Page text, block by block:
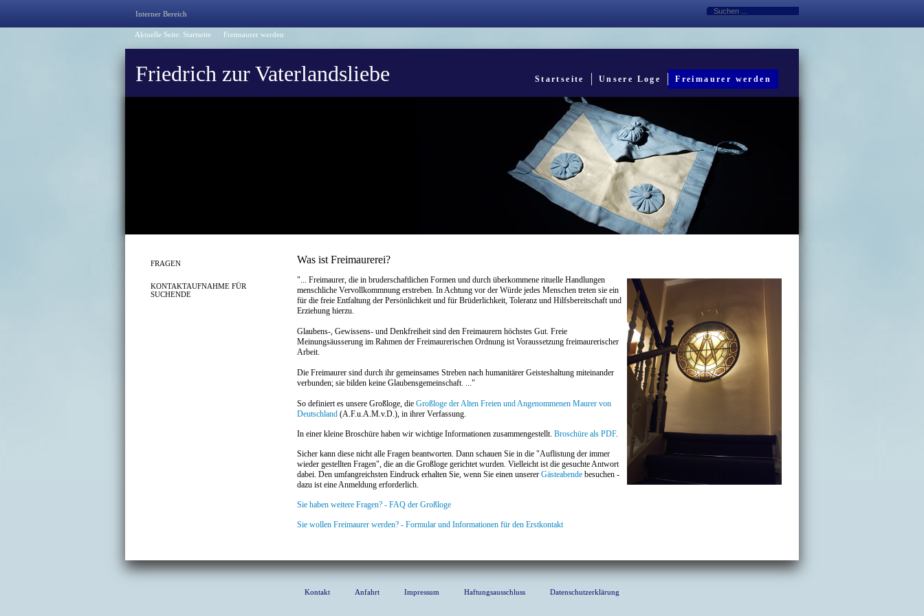
Interner Bereich
Aktuelle Seite: Startseite Freimaurer werden
Friedrich zur Vaterlandsliebe Startseite Unsere Loge Freimaurer werden
FRAGEN
KONTAKTAUFNAHME FÜR
SUCHENDE
Was ist Freimaurerei?
"... Freimaurer, die in bruderschaftlichen Formen und durch überkommene rituelle Handlungen
menschliche Vervollkommnung erstreben. In Achtung vor der Würde jedes Menschen treten sie ein
für die freie Entfaltung der Persönlichkeit und für Brüderlichkeit, Toleranz und Hilfsbereitschaft und
Erziehung hierzu.
Glaubens-, Gewissens- und Denkfreiheit sind den Freimaurern höchstes Gut. Freie
Meinungsäusserung im Rahmen der Freimaurerischen Ordnung ist Voraussetzung freimaurerischer
Arbeit.
Die Freimaurer sind durch ihr gemeinsames Streben nach humanitärer Geisteshaltung miteinander
verbunden; sie bilden keine Glaubensgemeinschaft. ..."
So definiert es unsere Großloge, die Großloge der Alten Freien und Angenommenen Maurer von
Deutschland (A.F.u.A.M.v.D.), in ihrer Verfassung.
In einer kleine Broschüre haben wir wichtige Informationen zusammengestellt. Broschüre als PDF.
Sicher kann diese nicht alle Fragen beantworten. Dann schauen Sie in die "Auflistung der immer
wieder gestellten Fragen", die an die Großloge gerichtet wurden. Vielleicht ist die gesuchte Antwort
dabei. Den umfangreichsten Eindruck erhalten Sie, wenn Sie einen unserer Gästeabende besuchen -
dazu ist eine Anmeldung erforderlich.
Sie haben weitere Fragen? - FAQ der Großloge
Sie wollen Freimaurer werden? - Formular und Informationen für den Erstkontakt
Kontakt Anfahrt Impressum Haftungsausschluss Datenschutzerklärung